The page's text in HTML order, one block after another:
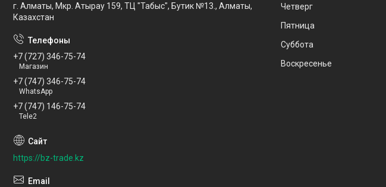
г. Алматы, Мкр. Атырау 159, ТЦ "Табыс", Бутик №13., Алматы,
Казахстан
+7 (727) 346-75-74
Магазин
+7 (747) 346-75-74
WhatsApp
+7 (747) 146-75-74
Tele2
https://bz-trade.kz
Четверг
Пятница
Суббота
Воскресенье